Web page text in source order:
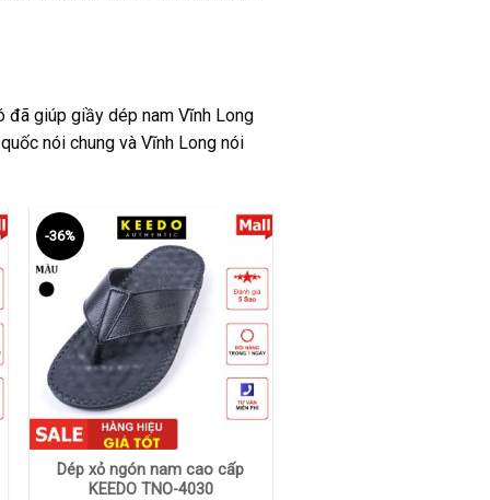
đã giúp giầy dép nam Vĩnh Long
nói chung và Vĩnh Long nói
-36%
+
Dép xỏ ngón nam cao cấp
KEEDO TNO-4030